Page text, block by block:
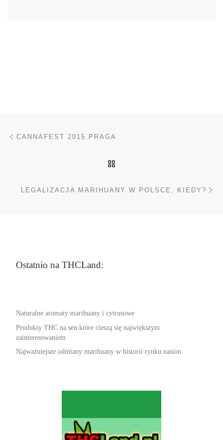
Nawigacja wpisu
CANNAFEST 2015 PRAGA
LEGALIZACJA MARIHUANY W POLSCE, KIEDY?
Ostatnio na THCLand:
Naturalne aromaty marihuany i cytrusowe
Produkty THC na sen które cieszą się największym
zainteresowaniem
Najważniejsze odmiany marihuany w historii rynku nasion